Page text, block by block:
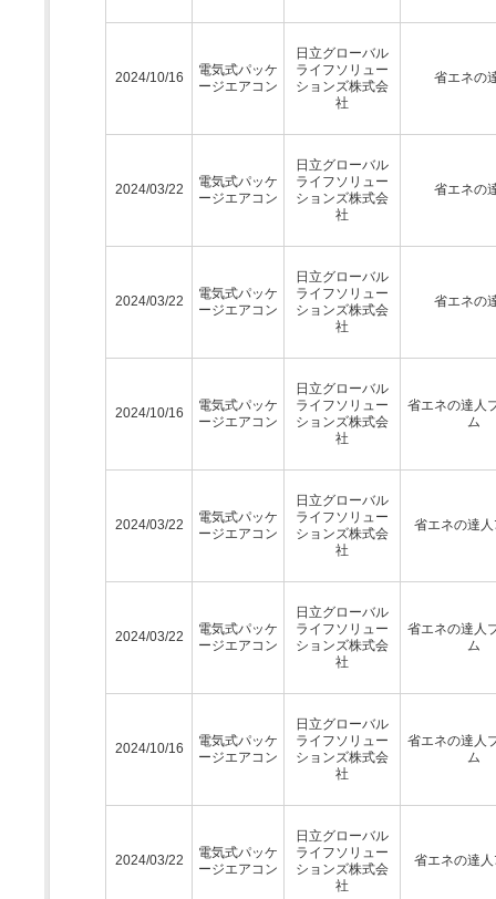
2024/10/16
電気式パッケ
ージエアコン
日立グローバル
ライフソリュー
ションズ株式会
社
省エネの
2024/03/22
電気式パッケ
ージエアコン
日立グローバル
ライフソリュー
ションズ株式会
社
省エネの
2024/03/22
電気式パッケ
ージエアコン
日立グローバル
ライフソリュー
ションズ株式会
社
省エネの
2024/10/16
電気式パッケ
ージエアコン
日立グローバル
ライフソリュー
ションズ株式会
社
省エネの達人
ム
2024/03/22
電気式パッケ
ージエアコン
日立グローバル
ライフソリュー
ションズ株式会
社
省エネの達人
2024/03/22
電気式パッケ
ージエアコン
日立グローバル
ライフソリュー
ションズ株式会
社
省エネの達人
ム
2024/10/16
電気式パッケ
ージエアコン
日立グローバル
ライフソリュー
ションズ株式会
社
省エネの達人
ム
2024/03/22
電気式パッケ
ージエアコン
日立グローバル
ライフソリュー
ションズ株式会
社
省エネの達人